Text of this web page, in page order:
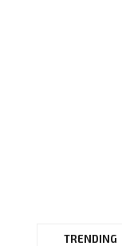
TRENDING